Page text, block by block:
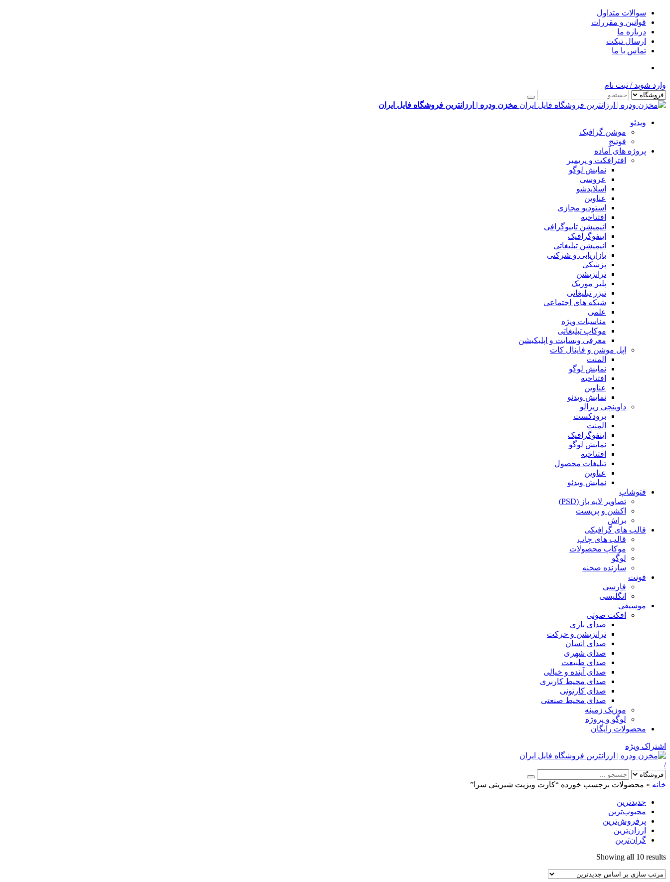
سوالات متداول
قوانین و مقررات
درباره ما
ارسال تیکت
تماس با ما
وارد شوید / ثبت نام
مخزن ودره | ارزانترین فروشگاه فایل ایران
ویدئو
موشن گرافیک
فوتیج
پروژه های آماده
افترافکت و پریمیر
نمایش لوگو
عروسی
اسلایدشو
عناوین
استودیو مجازی
افتتاحیه
انیمیشن تایپوگرافی
اینفوگرافیک
انیمیشن تبلیغاتی
بازاریابی و شرکتی
پزشکی
ترانزیشن
پلیر موزیک
تیزر تبلیغاتی
شبکه های اجتماعی
علمی
مناسبات ویژه
موکاپ تبلیغاتی
معرفی وبسایت و اپلیکیشن
اپل موشن و فاینال کات
المنت
نمایش لوگو
افتتاحیه
عناوین
نمایش ویدئو
داوینچی ریزالو
برودکست
المنت
اینفوگرافیک
نمایش لوگو
افتتاحیه
تبلیغات محصول
عناوین
نمایش ویدئو
فتوشاپ
تصاویر لایه باز (PSD)
اکشن و پریست
براش
قالب های گرافیکی
قالب های چاپ
موکاپ محصولات
لوگو
سازنده صحنه
فونت
فارسی
انگلیسی
موسیقی
افکت صوتی
صدای بازی
ترانزیشن و حرکت
صدای انسان
صدای شهری
صدای طبیعت
صدای آینده و خیالی
صدای محیط کاربری
صدای کارتونی
صدای محیط صنعتی
موزیک زمینه
لوگو و پروژه
محصولات رایگان
اشتراک ویژه
/
خانه » محصولات برچسب خورده “کارت ویزیت شیرینی سرا”
جدیدترین
محبوب‌ترین
پرفروش‌ترین
ارزان‌ترین
گران‌ترین
Showing all 10 results
latest